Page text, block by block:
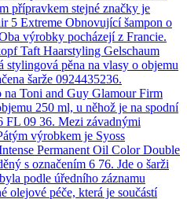
přípravkem stejné značky je
5 Extreme Obnovující šampon o
výrobky pocházejí z Francie.
Taft Haarstyling Gelschaum
pěna na vlasy o objemu
šarže 0924435236.
Toni and Guy Glamour Firm
250 ml, u něhož je na spodní
FL 09 36. Mezi závadnými
výrobkem je Syoss
Permanent Oil Color Double
s označením 6 76. Jde o šarži
podle úředního záznamu
olejové péče, která je součástí